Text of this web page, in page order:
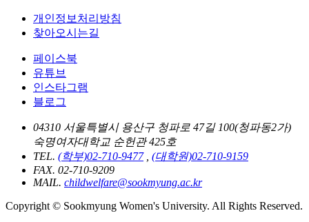
개인정보처리방침
찾아오시는길
페이스북
유튜브
인스타그램
블로그
04310 서울특별시 용산구 청파로 47길 100(청파동2가)
숙명여자대학교 순헌관 425호
TEL. (학부)02-710-9477, (대학원)02-710-9159
FAX. 02-710-9209
MAIL. childwelfare@sookmyung.ac.kr
Copyright © Sookmyung Women's University. All Rights Reserved.